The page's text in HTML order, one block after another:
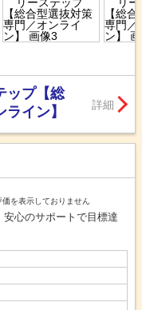
ップ【総
イン】
詳細
を表示しておりません
心のサポートで目標達